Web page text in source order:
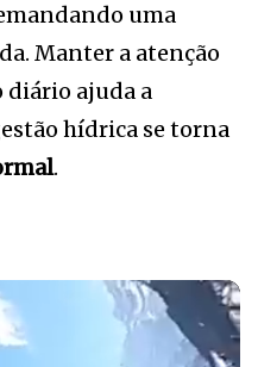
uma
Manter a atenção
diário ajuda a
hídrica se torna
.